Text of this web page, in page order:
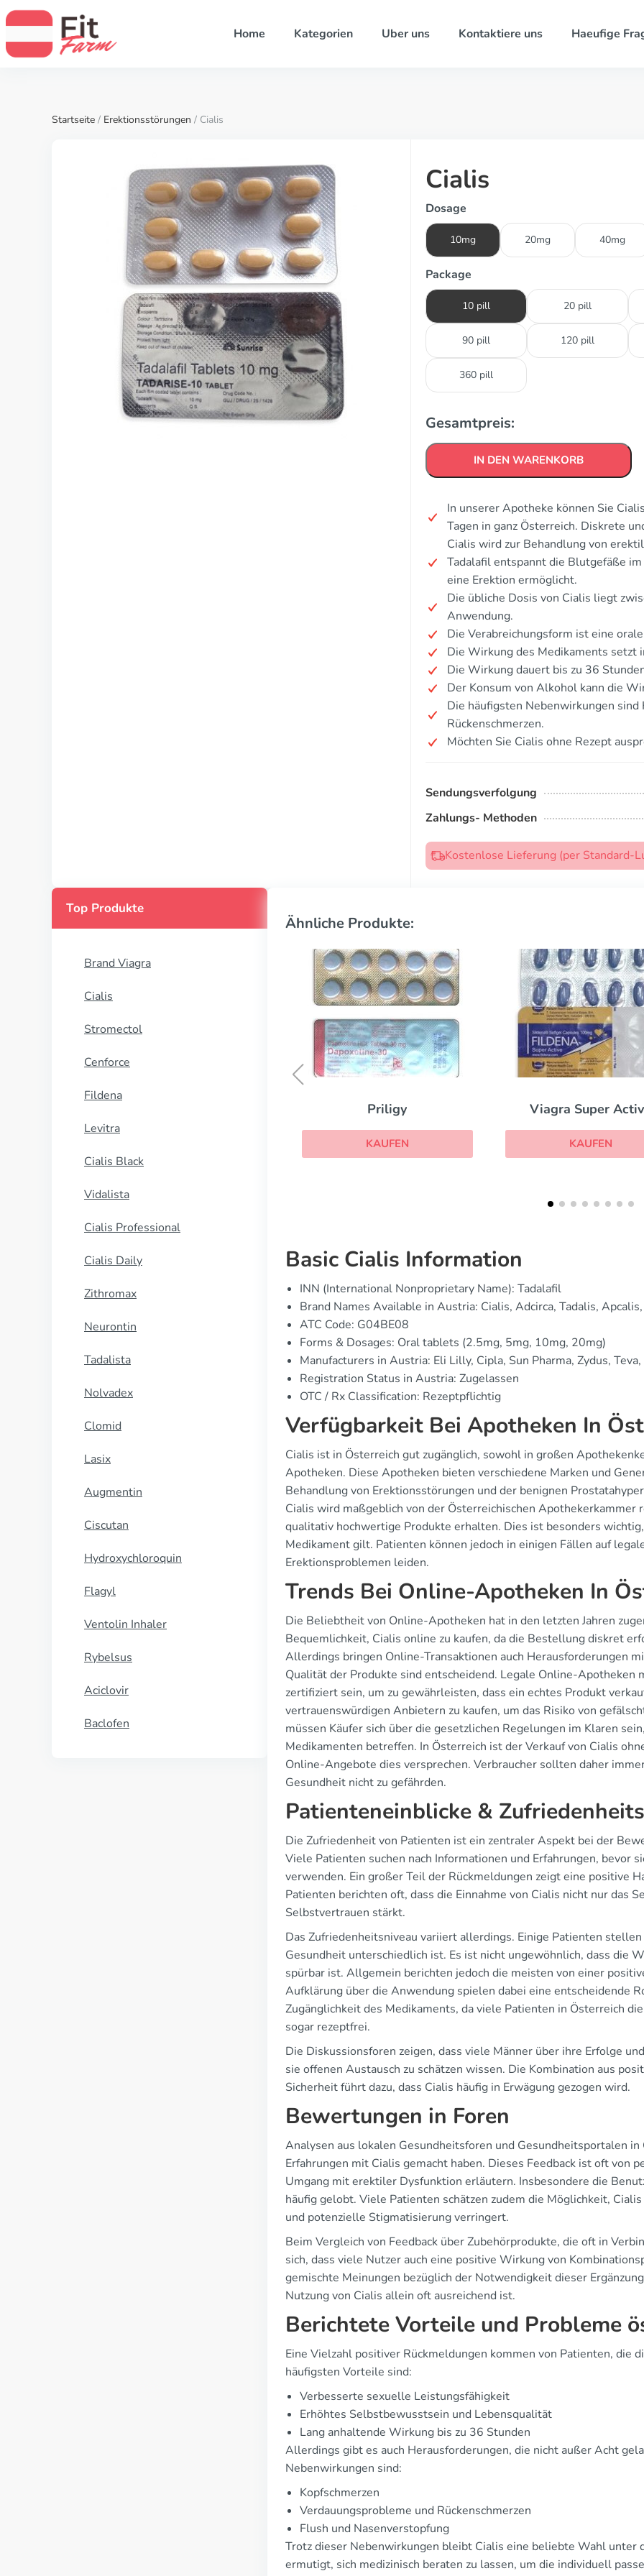
Home Kategorien Uber uns Kontaktiere uns Haeufige
Startseite / Erektionsstörungen / Cialis
Cialis
Dosage
10mg 20mg 40mg
Package
10 pill 20 pill
90 pill 120 pill
360 pill
Gesamtpreis:
IN DEN WARENKORB
In unserer Apotheke können Sie
Tagen in ganz Österreich. Diskrete
Cialis wird zur Behandlung von
Tadalafil entspannt die Blutgefäße
eine Erektion ermöglicht.
Die übliche Dosis von Cialis liegt
Anwendung.
Die Verabreichungsform ist eine
Die Wirkung des Medikaments setzt
Die Wirkung dauert bis zu 36
Der Konsum von Alkohol kann die
Die häufigsten Nebenwirkungen sind
Rückenschmerzen.
Möchten Sie Cialis ohne Rezept
Sendungsverfolgung
Zahlungs- Methoden
Kostenlose Lieferung (per
Top Produkte
Brand Viagra
Cialis
Stromectol
Cenforce
Fildena
Levitra
Cialis Black
Vidalista
Cialis Professional
Cialis Daily
Zithromax
Neurontin
Tadalista
Nolvadex
Clomid
Lasix
Augmentin
Ciscutan
Hydroxychloroquin
Flagyl
Ventolin Inhaler
Rybelsus
Aciclovir
Baclofen
Ähnliche Produkte:
Viagra Super Active
KAUFEN
Vardenafil
KAUFEN
Basic Cialis Information
INN (International Nonproprietary Name): Tadalafil
Brand Names Available in Austria: Cialis, Adcirca, Tadalis,
ATC Code: G04BE08
Forms & Dosages: Oral tablets (2.5mg, 5mg, 10mg, 20mg)
Manufacturers in Austria: Eli Lilly, Cipla, Sun Pharma, Zydus, Teva,
Registration Status in Austria: Zugelassen
OTC / Rx Classification: Rezeptpflichtig
Verfügbarkeit Bei Apotheken In
Cialis ist in Österreich gut zugänglich, sowohl in großen
Apotheken. Diese Apotheken bieten verschiedene Marken und
Behandlung von Erektionsstörungen und der benignen
Cialis wird maßgeblich von der Österreichischen
qualitativ hochwertige Produkte erhalten. Dies ist besonders
Medikament gilt. Patienten können jedoch in einigen Fällen auf
Erektionsproblemen leiden.
Trends Bei Online-Apotheken In
Die Beliebtheit von Online-Apotheken hat in den letzten Jahren
Bequemlichkeit, Cialis online zu kaufen, da die Bestellung diskret
Allerdings bringen Online-Transaktionen auch Herausforderungen
Qualität der Produkte sind entscheidend. Legale Online-Apotheken
zertifiziert sein, um zu gewährleisten, dass ein echtes Produkt
vertrauenswürdigen Anbietern zu kaufen, um das Risiko von
müssen Käufer sich über die gesetzlichen Regelungen im Klaren
Medikamenten betreffen. In Österreich ist der Verkauf von Cialis
Online-Angebote dies versprechen. Verbraucher sollten daher
Gesundheit nicht zu gefährden.
Patienteneinblicke &
Die Zufriedenheit von Patienten ist ein zentraler Aspekt bei der
Viele Patienten suchen nach Informationen und Erfahrungen, bevor
verwenden. Ein großer Teil der Rückmeldungen zeigt eine positive
Patienten berichten oft, dass die Einnahme von Cialis nicht nur das
Selbstvertrauen stärkt.
Das Zufriedenheitsniveau variiert allerdings. Einige Patienten
Gesundheit unterschiedlich ist. Es ist nicht ungewöhnlich, dass die
spürbar ist. Allgemein berichten jedoch die meisten von einer
Aufklärung über die Anwendung spielen dabei eine entscheidende
Zugänglichkeit des Medikaments, da viele Patienten in Österreich
sogar rezeptfrei.
Die Diskussionsforen zeigen, dass viele Männer über ihre Erfolge
sie offenen Austausch zu schätzen wissen. Die Kombination aus
Sicherheit führt dazu, dass Cialis häufig in Erwägung gezogen wird.
Bewertungen in Foren
Analysen aus lokalen Gesundheitsforen und Gesundheitsportalen
Erfahrungen mit Cialis gemacht haben. Dieses Feedback ist oft von
Umgang mit erektiler Dysfunktion erläutern. Insbesondere die
häufig gelobt. Viele Patienten schätzen zudem die Möglichkeit,
und potenzielle Stigmatisierung verringert.
Beim Vergleich von Feedback über Zubehörprodukte, die oft in
sich, dass viele Nutzer auch eine positive Wirkung von
gemischte Meinungen bezüglich der Notwendigkeit dieser
Nutzung von Cialis allein oft ausreichend ist.
Berichtete Vorteile und Probleme
Eine Vielzahl positiver Rückmeldungen kommen von Patienten, die
häufigsten Vorteile sind:
Verbesserte sexuelle Leistungsfähigkeit
Erhöhtes Selbstbewusstsein und Lebensqualität
Lang anhaltende Wirkung bis zu 36 Stunden
Allerdings gibt es auch Herausforderungen, die nicht außer Acht
Nebenwirkungen sind:
Kopfschmerzen
Verdauungsprobleme und Rückenschmerzen
Flush und Nasenverstopfung
Trotz dieser Nebenwirkungen bleibt Cialis eine beliebte Wahl unter
ermutigt, sich medizinisch beraten zu lassen, um die individuell